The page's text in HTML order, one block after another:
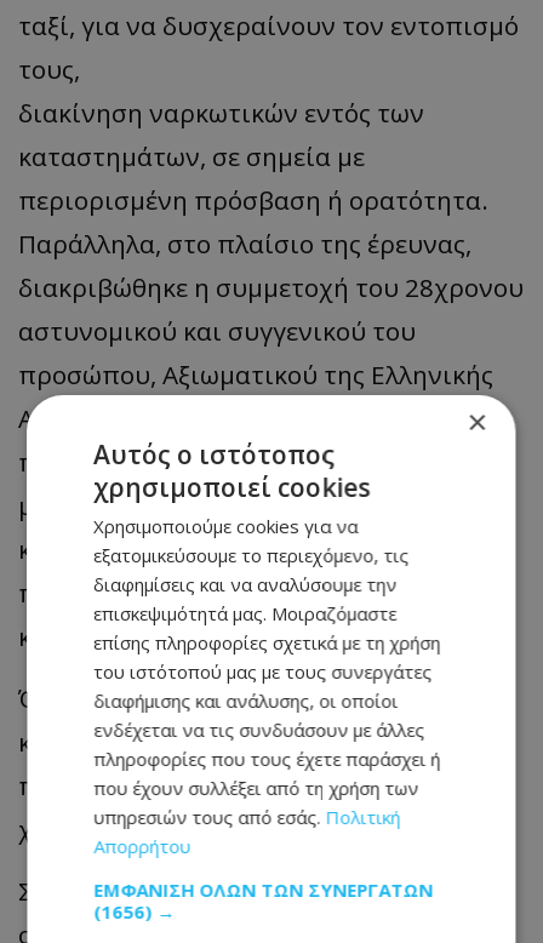
ταξί, για να δυσχεραίνουν τον εντοπισμό
τους,
διακίνηση ναρκωτικών εντός των
καταστημάτων, σε σημεία με
περιορισμένη πρόσβαση ή ορατότητα.
Παράλληλα, στο πλαίσιο της έρευνας,
διακριβώθηκε η συμμετοχή του 28χρονου
αστυνομικού και συγγενικού του
προσώπου, Αξιωματικού της Ελληνικής
Αστυνομίας, σε -4- ακόμη αξιόποινες
πράξεις. Ειδικότερα, κατηγορούνται για
μία περίπτωση απάτης από κοινού και
κατά περίπτωση δύο υποθέσεις
παραβίασης υπηρεσιακού απορρήτου
και μία δωροληψίας υπαλλήλου.
Όσον αφορά τον Ειδικό Φρουρό,
κατηγορείται για τρεις περιπτώσεις
προμήθειας ναρκωτικών για προσωπική
χρήση.
Σε έρευνες που πραγματοποιήθηκαν σε
οικίες και σε οχήματα, συνολικά
×
Αυτός ο ιστότοπος
χρησιμοποιεί cookies
Χρησιμοποιούμε cookies για να
εξατομικεύσουμε το περιεχόμενο, τις
διαφημίσεις και να αναλύσουμε την
επισκεψιμότητά μας. Μοιραζόμαστε
επίσης πληροφορίες σχετικά με τη χρήση
του ιστότοπού μας με τους συνεργάτες
διαφήμισης και ανάλυσης, οι οποίοι
ενδέχεται να τις συνδυάσουν με άλλες
πληροφορίες που τους έχετε παράσχει ή
που έχουν συλλέξει από τη χρήση των
υπηρεσιών τους από εσάς. Πολιτική
Απορρήτου
ΕΜΦΆΝΙΣΗ ΌΛΩΝ ΤΩΝ ΣΥΝΕΡΓΑΤΏΝ
(1656) →